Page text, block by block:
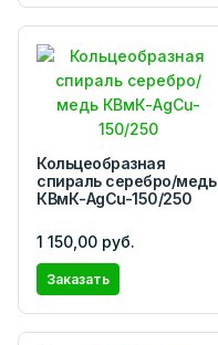
Кольцеобразная
спираль серебро/медь
КВмК-AgCu-150/250
1 150,00 руб.
Заказать